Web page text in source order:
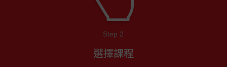
Step 2
選擇課程